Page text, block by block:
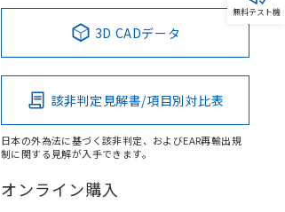
3D CADデータ
該非判定見解書/項目別対比表
日本の外為法に基づく該非判定、およびEAR再輸出規
制に関する見解が入手できます。
オンライン購入
無料テスト機